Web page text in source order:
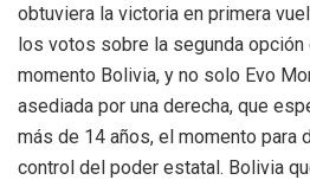
obtuviera la victoria en primera
los votos sobre la segunda
momento Bolivia, y no solo Evo
asediada por una derecha, que
más de 14 años, el momento para
control del poder estatal. Bolivia